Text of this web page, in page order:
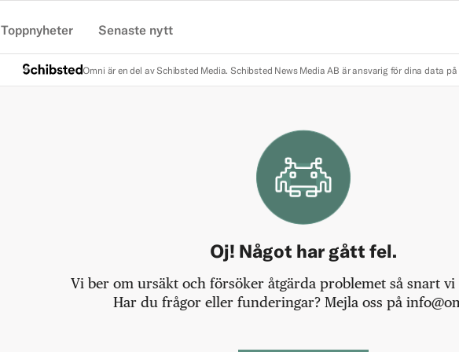
Toppnyheter Senaste nytt
Omni är en del av Schibsted Media. Schibsted News Media AB är ansvarig för dina data
Oj! Något har gått fel.
Vi ber om ursäkt och försöker åtgärda problemet så snart
Har du frågor eller funderingar? Mejla oss på